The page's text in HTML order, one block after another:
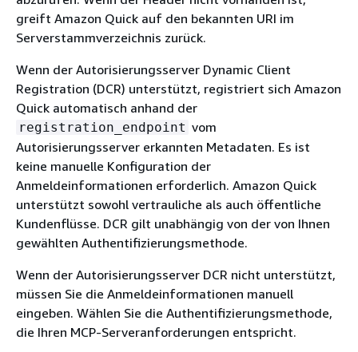
greift Amazon Quick auf den bekannten URI im
Serverstammverzeichnis zurück.
Wenn der Autorisierungsserver Dynamic Client
Registration (DCR) unterstützt, registriert sich Amazon
Quick automatisch anhand der
registration_endpoint vom
Autorisierungsserver erkannten Metadaten. Es ist
keine manuelle Konfiguration der
Anmeldeinformationen erforderlich. Amazon Quick
unterstützt sowohl vertrauliche als auch öffentliche
Kundenflüsse. DCR gilt unabhängig von der von Ihnen
gewählten Authentifizierungsmethode.
Wenn der Autorisierungsserver DCR nicht unterstützt,
müssen Sie die Anmeldeinformationen manuell
eingeben. Wählen Sie die Authentifizierungsmethode,
die Ihren MCP-Serveranforderungen entspricht.